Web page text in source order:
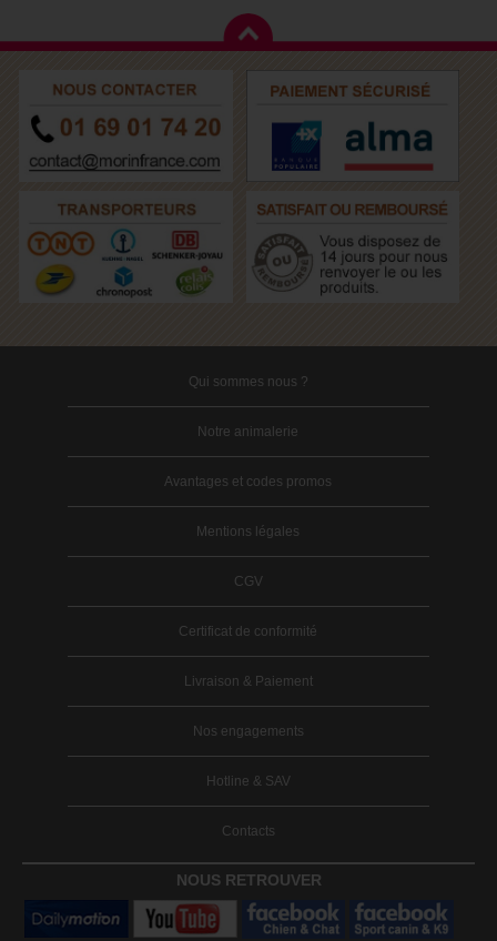
Qui sommes nous ?
Notre animalerie
Avantages et codes promos
Mentions légales
CGV
Certificat de conformité
Livraison & Paiement
Nos engagements
Hotline & SAV
Contacts
NOUS RETROUVER